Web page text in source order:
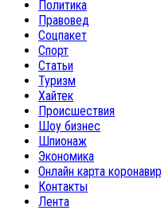
Политика
Правовед
Соцпакет
Спорт
Статьи
Туризм
Хайтек
Происшествия
Шоу бизнес
Шпионаж
Экономика
Онлайн карта
Контакты
Лента